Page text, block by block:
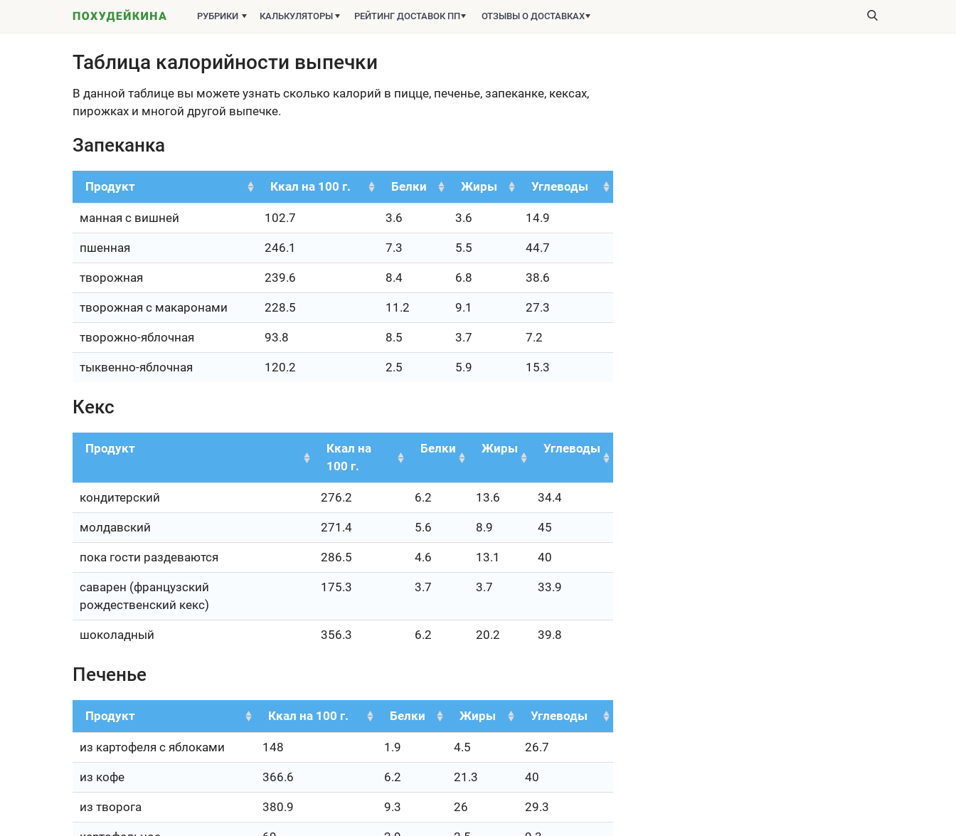
РУБРИКИ КАЛЬКУЛЯТОРЫ РЕЙТИНГ ДОСТАВОК ПП ОТЗЫВЫ О ДОСТАВКАХ
Таблица калорийности выпечки
В данной таблице вы можете узнать сколько калорий в пицце, печенье, запеканке, кексах,
пирожках и многой другой выпечке.
Запеканка
Продукт Ккал на 100 г. Белки Жиры Углеводы
манная с вишней 102.7 3.6 3.6 14.9
пшенная 246.1 7.3 5.5 44.7
творожная 239.6 8.4 6.8 38.6
творожная с макаронами 228.5 11.2 9.1 27.3
творожно-яблочная 93.8 8.5 3.7 7.2
тыквенно-яблочная 120.2 2.5 5.9 15.3
Кекс
Продукт
Ккал на
100 г.
Белки Жиры Углеводы
кондитерский 276.2 6.2 13.6 34.4
молдавский 271.4 5.6 8.9 45
пока гости раздеваются 286.5 4.6 13.1 40
саварен (французский
рождественский кекс)
175.3 3.7 3.7 33.9
шоколадный 356.3 6.2 20.2 39.8
Печенье
Продукт Ккал на 100 г. Белки Жиры Углеводы
из картофеля с яблоками 148 1.9 4.5 26.7
из кофе 366.6 6.2 21.3 40
из творога 380.9 9.3 26 29.3